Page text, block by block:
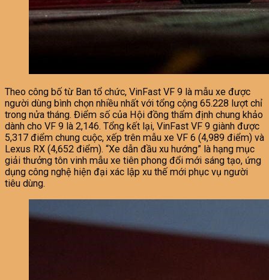
Theo công bố từ Ban tổ chức, VinFast VF 9 là mẫu xe được
người dùng bình chọn nhiều nhất với tổng cộng 65.228 lượt chỉ
trong nửa tháng. Điểm số của Hội đồng thẩm định chung khảo
dành cho VF 9 là 2,146. Tổng kết lại, VinFast VF 9 giành được
5,317 điểm chung cuộc, xếp trên mẫu xe VF 6 (4,989 điểm) và
Lexus RX (4,652 điểm). “Xe dẫn đầu xu hướng” là hạng mục
giải thưởng tôn vinh mẫu xe tiên phong đổi mới sáng tạo, ứng
dụng công nghệ hiện đại xác lập xu thế mới phục vụ người
tiêu dùng.